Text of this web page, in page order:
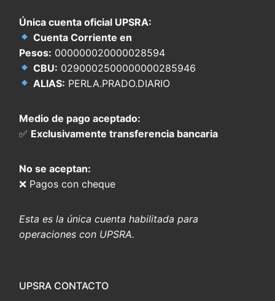
Única cuenta oficial UPSRA:
Cuenta Corriente en
Pesos: 000000020000028594
CBU: 0290002500000000285946
ALIAS: PERLA.PRADO.DIARIO
Medio de pago aceptado:
✅ Exclusivamente transferencia bancaria
No se aceptan:
❌ Pagos con cheque
Esta es la única cuenta habilitada para
operaciones con UPSRA.
UPSRA CONTACTO